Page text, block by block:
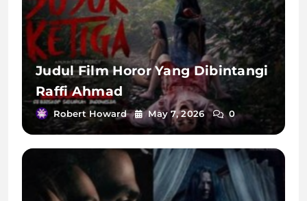
Judul Film Horor Yang Dibintangi
Raffi Ahmad
Robert Howard May 7, 2026 0